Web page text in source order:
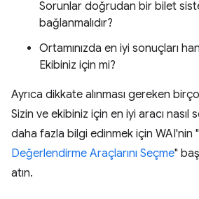
Sorunlar doğrudan bir bilet
bağlanmalıdır?
Ortamınızda en iyi sonuçları
Ekibiniz için mi?
Ayrıca dikkate alınması gereken
Sizin ve ekibiniz için en iyi aracı nasıl
daha fazla bilgi edinmek için WAI'nin "
Değerlendirme Araçlarını Seçme"
atın.